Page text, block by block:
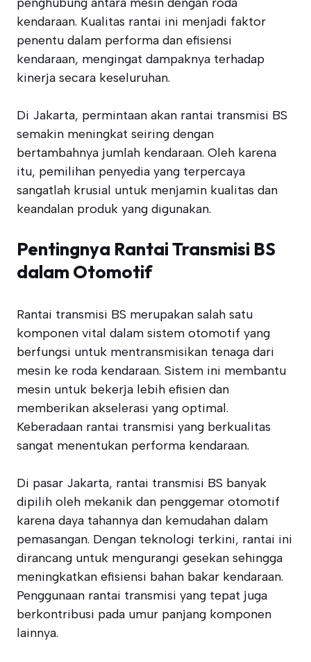
kendaraan. Kualitas rantai ini menjadi faktor
penentu dalam performa dan efisiensi
kendaraan, mengingat dampaknya terhadap
kinerja secara keseluruhan.
Di Jakarta, permintaan akan rantai transmisi BS
semakin meningkat seiring dengan
bertambahnya jumlah kendaraan. Oleh karena
itu, pemilihan penyedia yang terpercaya
sangatlah krusial untuk menjamin kualitas dan
keandalan produk yang digunakan.
Pentingnya Rantai Transmisi BS
dalam Otomotif
Rantai transmisi BS merupakan salah satu
komponen vital dalam sistem otomotif yang
berfungsi untuk mentransmisikan tenaga dari
mesin ke roda kendaraan. Sistem ini membantu
mesin untuk bekerja lebih efisien dan
memberikan akselerasi yang optimal.
Keberadaan rantai transmisi yang berkualitas
sangat menentukan performa kendaraan.
Di pasar Jakarta, rantai transmisi BS banyak
dipilih oleh mekanik dan penggemar otomotif
karena daya tahannya dan kemudahan dalam
pemasangan. Dengan teknologi terkini, rantai ini
dirancang untuk mengurangi gesekan sehingga
meningkatkan efisiensi bahan bakar kendaraan.
Penggunaan rantai transmisi yang tepat juga
berkontribusi pada umur panjang komponen
lainnya.